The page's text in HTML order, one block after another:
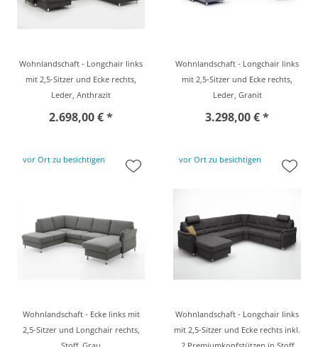
Wohnlandschaft - Longchair links
mit 2,5-Sitzer und Ecke rechts,
Leder, Anthrazit
2.698,00 € *
Wohnlandschaft - Longchair links
mit 2,5-Sitzer und Ecke rechts,
Leder, Granit
3.298,00 € *
vor Ort zu besichtigen
Wohnlandschaft - Ecke links mit
2,5-Sitzer und Longchair rechts,
vor Ort zu besichtigen
Wohnlandschaft - Longchair links
mit 2,5-Sitzer und Ecke rechts inkl.